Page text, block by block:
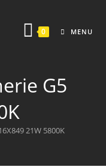
0 MENU
G5
21W 5800K